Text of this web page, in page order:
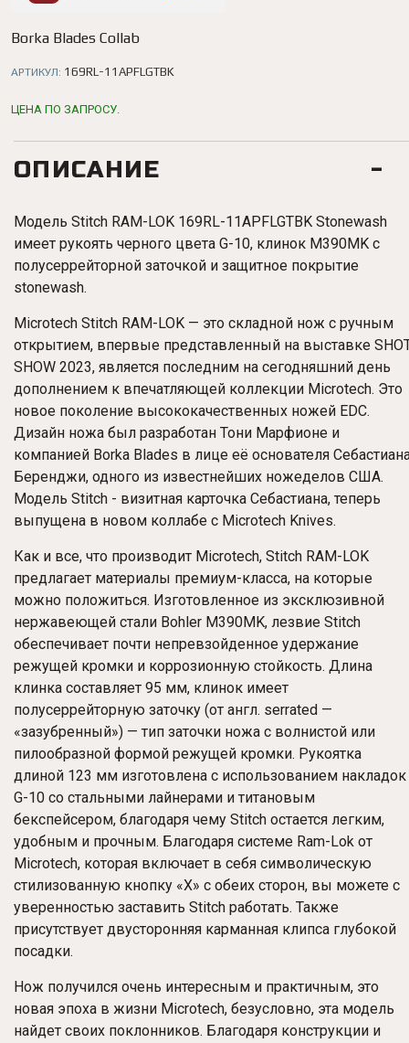
Borka Blades Collab
АРТИКУЛ: 169RL-11APFLGTBK
ЦЕНА ПО ЗАПРОСУ.
ОПИСАНИЕ
Модель Stitch RAM-LOK 169RL-11APFLGTBK Stonewash
имеет рукоять черного цвета G-10, клинок M390MK с
полусеррейторной заточкой и защитное покрытие
stonewash.
Microtech Stitch RAM-LOK — это складной нож с ручным
открытием, впервые представленный на выставке
SHOW 2023, является последним на сегодняшний день
дополнением к впечатляющей коллекции Microtech. Это
новое поколение высококачественных ножей EDC.
Дизайн ножа был разработан Тони Марфионе и
компанией Borka Blades в лице её основателя
Беренджи, одного из известнейших ножеделов США.
Модель Stitch - визитная карточка Себастиана, теперь
выпущена в новом коллабе с Microtech Knives.
Как и все, что производит Microtech, Stitch RAM-LOK
предлагает материалы премиум-класса, на которые
можно положиться. Изготовленное из эксклюзивной
нержавеющей стали Bohler M390MK, лезвие Stitch
обеспечивает почти непревзойденное удержание
режущей кромки и коррозионную стойкость. Длина
клинка составляет 95 мм, клинок имеет
полусеррейторную заточку (от англ. serrated —
«зазубренный») — тип заточки ножа с волнистой или
пилообразной формой режущей кромки. Рукоятка
длиной 123 мм изготовлена ​​с использованием накладок
G-10 со стальными лайнерами и титановым
бекспейсером, благодаря чему Stitch остается легким,
удобным и прочным. Благодаря системе Ram-Lok от
Microtech, которая включает в себя символическую
стилизованную кнопку «X» с обеих сторон, вы можете с
уверенностью заставить Stitch работать. Также
присутствует двусторонняя карманная клипса глубокой
посадки.
Нож получился очень интересным и практичным, это
новая эпоха в жизни Microtech, безусловно, эта модель
найдет своих поклонников. Благодаря конструкции и